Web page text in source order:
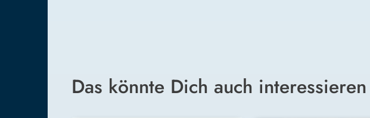
Das könnte Dich auch interessieren